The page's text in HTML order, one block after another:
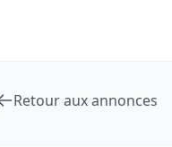
Retour aux annonces